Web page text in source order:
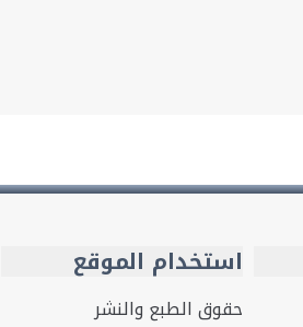
استخدام الموقع
حقوق الطبع والنشر